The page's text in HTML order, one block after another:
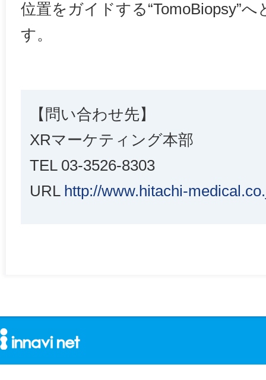
位置をガイドする“TomoBiopsy”
す。
【問い合わせ先】
XRマーケティング本部
TEL 03-3526-8303
URL http://www.hitachi-